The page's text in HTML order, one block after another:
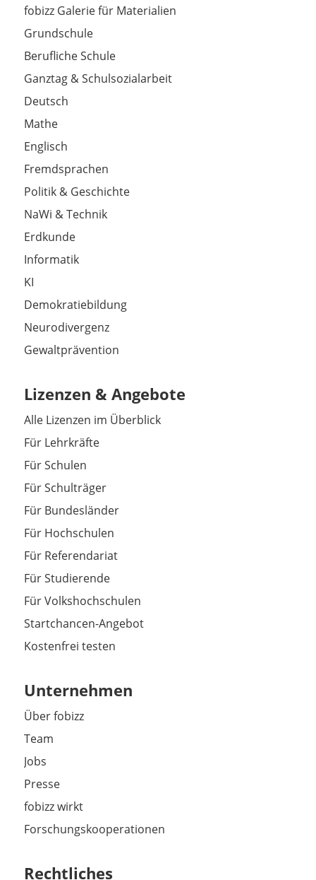
fobizz Galerie für Materialien
Grundschule
Berufliche Schule
Ganztag & Schulsozialarbeit
Deutsch
Mathe
Englisch
Fremdsprachen
Politik & Geschichte
NaWi & Technik
Erdkunde
Informatik
KI
Demokratiebildung
Neurodivergenz
Gewaltprävention
Lizenzen & Angebote
Alle Lizenzen im Überblick
Für Lehrkräfte
Für Schulen
Für Schulträger
Für Bundesländer
Für Hochschulen
Für Referendariat
Für Studierende
Für Volkshochschulen
Startchancen-Angebot
Kostenfrei testen
Unternehmen
Über fobizz
Team
Jobs
Presse
fobizz wirkt
Forschungskooperationen
Rechtliches